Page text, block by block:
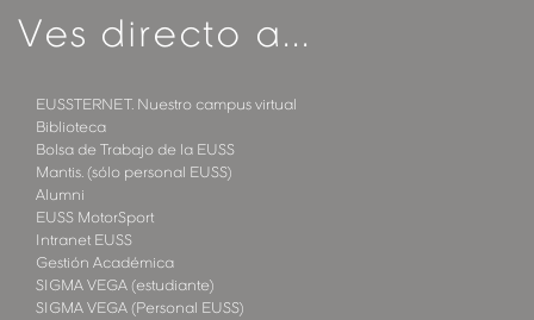
Ves directo a...
EUSSTERNET. Nuestro campus virtual
Biblioteca
Bolsa de Trabajo de la EUSS
Mantis. (sólo personal EUSS)
Alumni
EUSS MotorSport
Intranet EUSS
Gestión Académica
SIGMA VEGA (estudiante)
SIGMA VEGA (Personal EUSS)